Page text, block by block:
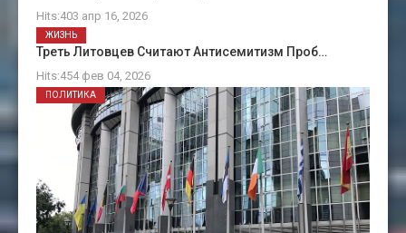
Hits:403 апр 16, 2026
Треть Литовцев Считают Антисемитизм Проб…
Hits:454 фев 04, 2026
ЖИЗНЬ
ПОЛИТИКА